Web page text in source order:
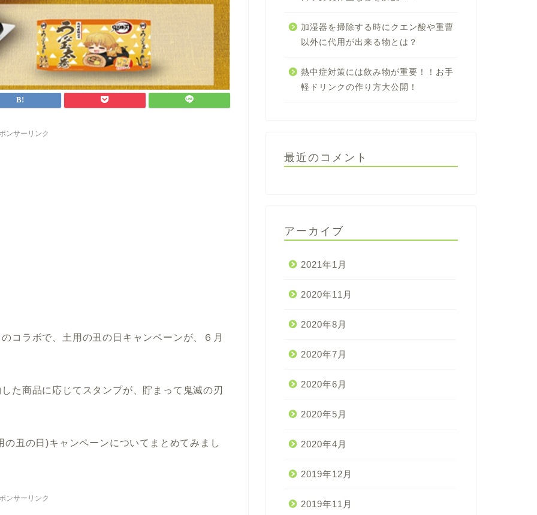
ンサーリンク
コラボで、土用の丑の日キャンペーンが、６月
た商品に応じてスタンプが、貯まって鬼滅の刃
丑の日)キャンペーンについてまとめてみまし
ンサーリンク
加湿器を掃除する時にクエン酸や重曹
以外に代用が出来る物とは？
熱中症対策には飲み物が重要！！お手
軽ドリンクの作り方大公開！
最近のコメント
アーカイブ
2021年1月
2020年11月
2020年8月
2020年7月
2020年6月
2020年5月
2020年4月
2019年12月
2019年11月